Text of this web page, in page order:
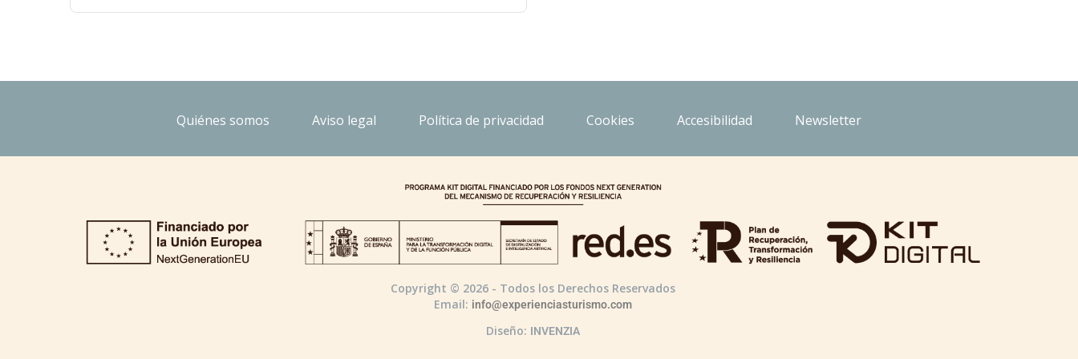
Quiénes somos Aviso legal Política de privacidad Cookies Accesibilidad Newsletter
Copyright © 2026 - Todos los Derechos Reservados
Email: info@experienciasturismo.com
Diseño: INVENZIA